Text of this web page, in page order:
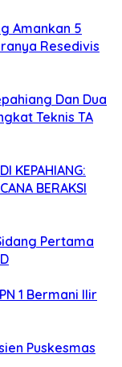
Amankan 5
Resedivis
Dan Dua
Teknis TA
KEPAHIANG:
BERAKSI
Pertama
1 Bermani Ilir
Puskesmas